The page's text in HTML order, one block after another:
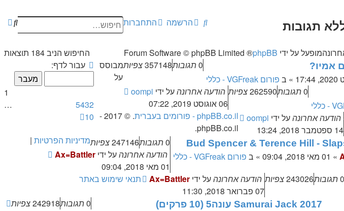
חיפוש התחברות הרשמה
חיפוש תגובות
החיפוש הניב 184 תוצאות
דף
מתוך
10
עבור לדף:
1
2
3
4
5
…
10
הבא
אמיו?
» ב פורום VGFreak - כללי
0תגובות357148צפיות
0תגובות262590צפיות הודעה אחרונהעל ידי oompi
06 אוגוסט 2019, 07:22
הודעה אחרונהעל ידי oompi
14 ספטמבר 2018, 13:24
Bud Spencer & Terence Hill -
» 01 מאי 2018, 09:04 » ב פורום VGFreak - כללי
0תגובות247146צפיות
הודעה אחרונהעל ידי Ax=Battler
01 מאי 2018, 09:04
0תגובות243026צפיות הודעה אחרונהעל ידי Ax=Battler
07 פברואר 2018, 11:30
Samurai Jack 2017 עונה5 (10 פרקים) 0תגובות242918צפיות
מופעל על ידי phpBB
® Forum Software © phpBB Limited
מבוסס
על
phpBB.co.il - פורומים בעברית
. © 2017 -
phpBB.co.il.
מדיניות הפרטיות |
תנאי שימוש באתר